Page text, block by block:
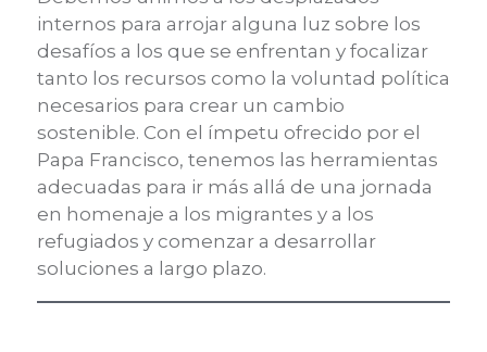
internos para arrojar alguna luz sobre los
desafíos a los que se enfrentan y focalizar
tanto los recursos como la voluntad política
necesarios para crear un cambio
sostenible. Con el ímpetu ofrecido por el
Papa Francisco, tenemos las herramientas
adecuadas para ir más allá de una jornada
en homenaje a los migrantes y a los
refugiados y comenzar a desarrollar
soluciones a largo plazo.